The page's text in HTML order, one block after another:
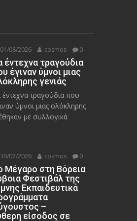
01/08/2026 cosmos 0
έντεχνα τραγούδια
έγιναν ύμνοι μιας
γενιάς
έντεχνα τραγούδια που
ύμνοι μιας ολόκληρης
με συλλογικά
30/07/2026 cosmos 0
Μέγαρο στη Βόρεια
Φεστιβάλ της
Εκπαιδευτικά
–
είσοδος σε